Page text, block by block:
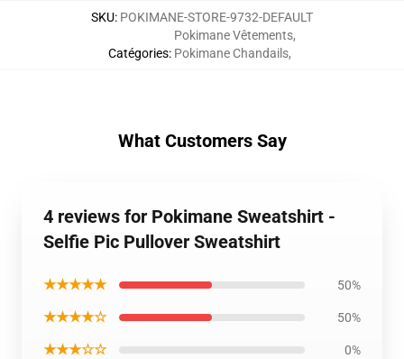
SKU: POKIMANE-STORE-9732-DEFAULT
Catégories:
Pokimane Vêtements,
Pokimane Chandails,
What Customers Say
4 reviews for Pokimane Sweatshirt -
Selfie Pic Pullover Sweatshirt
★★★★★ 50%
★★★★☆ 50%
★★★☆☆ 0%